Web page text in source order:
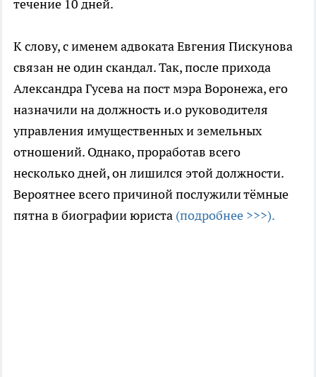
течение 10 дней.
К слову, с именем адвоката Евгения Пискунова
связан не один скандал. Так, после прихода
Александра Гусева на пост мэра Воронежа, его
назначили на должность и.о руководителя
управления имущественных и земельных
отношений. Однако, проработав всего
несколько дней, он лишился этой должности.
Вероятнее всего причиной послужили тёмные
пятна в биографии юриста (подробнее >>>).